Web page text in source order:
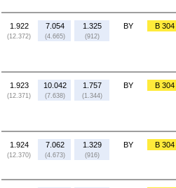
1.922
(12.372)
7.054
(4.665)
1.325
(912)
BY B 304
1.923
(12.371)
10.042
(7.638)
1.757
(1.344)
BY B 304
1.924
(12.370)
7.062
(4.673)
1.329
(916)
BY B 304